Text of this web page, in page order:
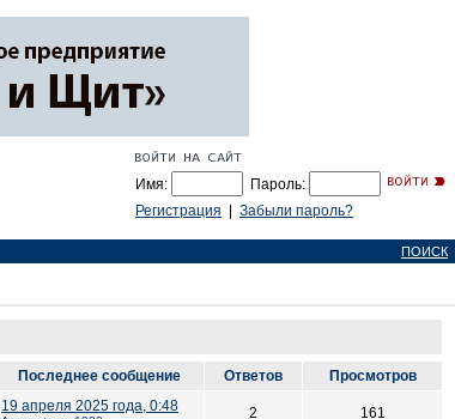
Имя:
Пароль:
Регистрация
Забыли пароль?
ПОИСК
Последнее сообщение Ответов
Просмотров
19 апреля 2025 года, 0:48 2 161